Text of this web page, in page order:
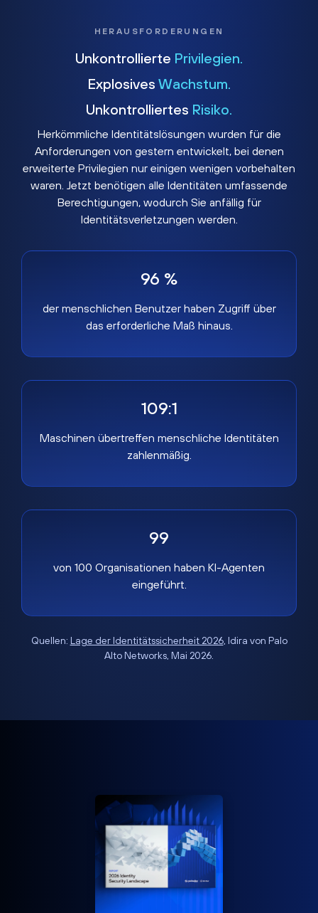
HERAUSFORDERUNGEN
Unkontrollierte Privilegien.
Explosives Wachstum.
Unkontrolliertes Risiko.
Herkömmliche Identitätslösungen wurden für die
Anforderungen von gestern entwickelt, bei denen
erweiterte Privilegien nur einigen wenigen vorbehalten
waren. Jetzt benötigen alle Identitäten umfassende
Berechtigungen, wodurch Sie anfällig für
Identitätsverletzungen werden.
96 %
der menschlichen Benutzer haben Zugriff über
das erforderliche Maß hinaus.
109:1
Maschinen übertreffen menschliche Identitäten
zahlenmäßig.
99
von 100 Organisationen haben KI-Agenten
eingeführt.
Quellen: Lage der Identitätssicherheit 2026, Idira von Palo
Alto Networks, Mai 2026.